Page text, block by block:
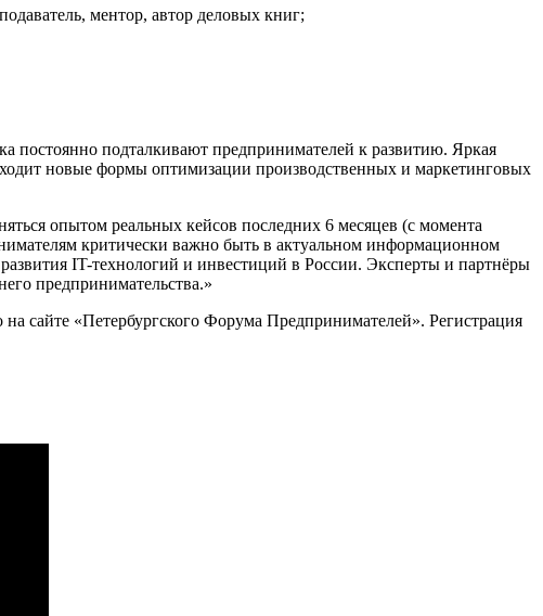
ментор, автор деловых книг;
постоянно подталкивают предпринимателей к развитию. Яркая
новые формы оптимизации производственных и маркетинговых
опытом реальных кейсов последних 6 месяцев (с момента
критически важно быть в актуальном информационном
IT-технологий и инвестиций в России. Эксперты и партнёры
предпринимательства.»
сайте «Петербургского Форума Предпринимателей». Регистрация